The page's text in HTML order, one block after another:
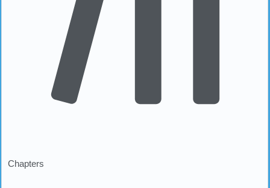
Chapters